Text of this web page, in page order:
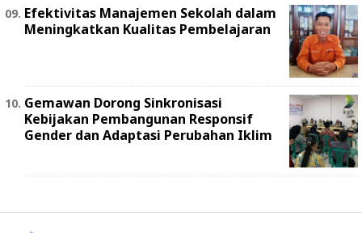
Efektivitas Manajemen Sekolah dalam
Meningkatkan Kualitas Pembelajaran
Gemawan Dorong Sinkronisasi
Kebijakan Pembangunan Responsif
Gender dan Adaptasi Perubahan Iklim